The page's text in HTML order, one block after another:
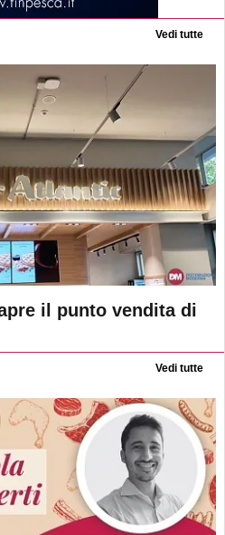
Vedi tutte
il punto vendita di
Vedi tutte